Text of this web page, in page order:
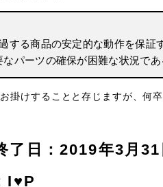
する商品の安定的な動作を保証
パーツの確保が困難な状況で
掛けすることと存じますが、何
了日：2019年3月
I♥P